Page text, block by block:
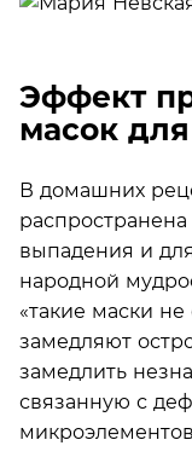
Эффект
масок
В домашних
выпадения и
народной
«такие маски
замедляют
замедлить
связанную с